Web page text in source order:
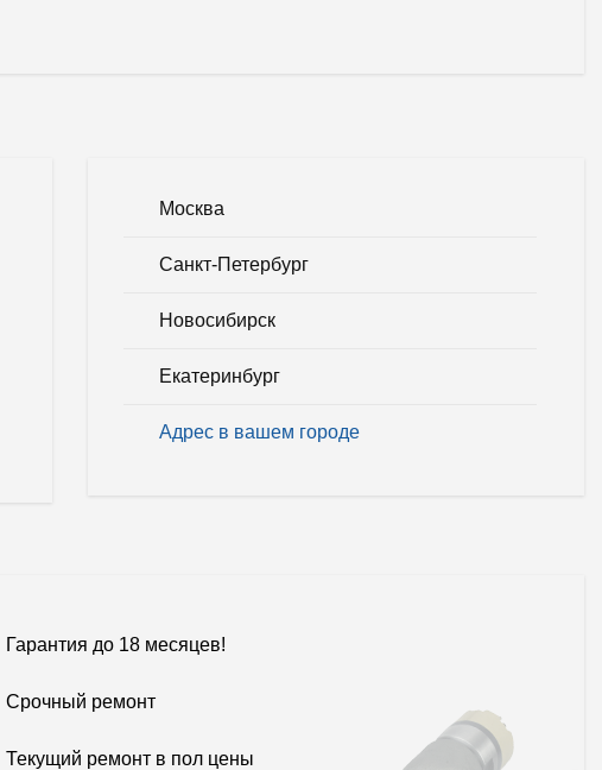
Москва
Санкт-Петербург
Новосибирск
Екатеринбург
Адрес в вашем городе
Гарантия до 18 месяцев!
Срочный ремонт
Текущий ремонт в пол цены